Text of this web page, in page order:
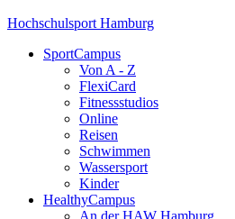
Hochschulsport Hamburg
SportCampus
Von A - Z
FlexiCard
Fitnessstudios
Online
Reisen
Schwimmen
Wassersport
Kinder
HealthyCampus
An der HAW Hamburg